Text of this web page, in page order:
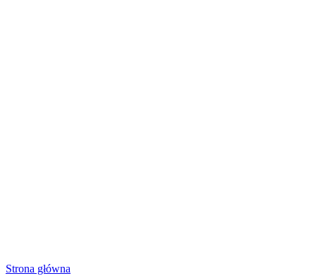
Strona główna